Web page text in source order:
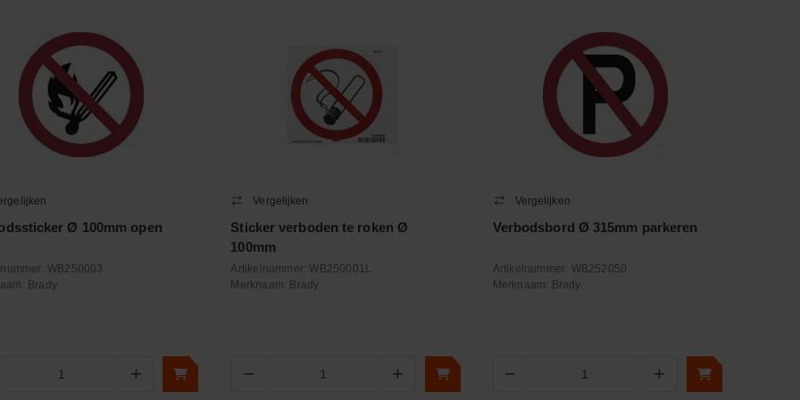
Ø 100mm open
WB250003
Brady
+
Vergelijken
Sticker verboden te roken Ø
100mm
Artikelnummer:WB250001L
Merknaam: Brady
− +
Vergelijken
Verbodsbord Ø 315mm parkeren
Artikelnummer: WB252050
Merknaam: Brady
− +